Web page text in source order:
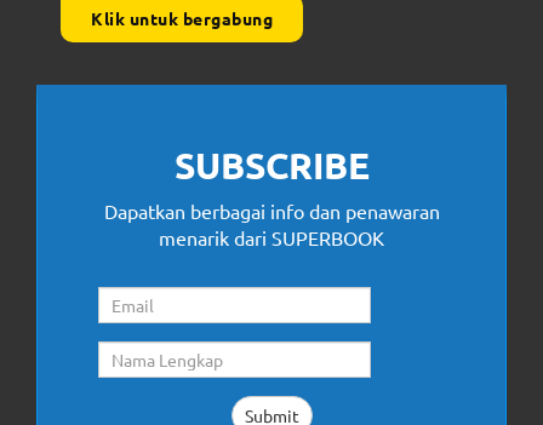
Klik untuk bergabung
SUBSCRIBE
Dapatkan berbagai info dan penawaran
menarik dari SUPERBOOK